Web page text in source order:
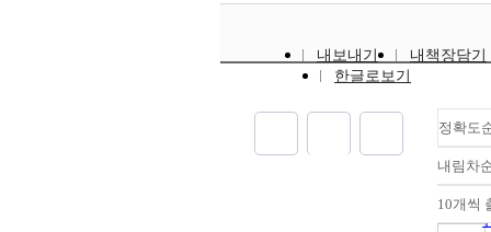
내보내기
내책장담기
한글로보기
정확도
내림차
10개씩